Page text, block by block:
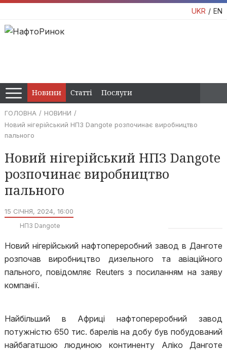
UKR EN
Новини Статті Послуги
ГОЛОВНА
НОВИНИ
Новий нігерійський НПЗ Dangote розпочинає виробництво
пального
Новий нігерійський НПЗ Dangote
розпочинає виробництво
пального
15 СІЧНЯ, 2024, 16:00
НПЗ Dangote
Новий нігерійський нафтопереробний завод в Данготе
розпочав виробництво дизельного та авіаційного
пального, повідомляє Reuters з посиланням на заяву
компанії.
Найбільший в Африці нафтопереробний завод
потужністю 650 тис. барелів на добу був побудований
найбагатшою людиною континенту Аліко Данготе